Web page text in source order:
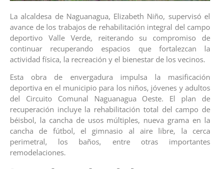
La alcaldesa de Naguanagua, Elizabeth Niño, supervisó el
avance de los trabajos de rehabilitación integral del campo
deportivo Valle Verde, reiterando su compromiso de
continuar recuperando espacios que fortalezcan la
actividad física, la recreación y el bienestar de los vecinos.
Esta obra de envergadura impulsa la masificación
deportiva en el municipio para los niños, jóvenes y adultos
del Circuito Comunal Naguanagua Oeste. El plan de
recuperación incluye la rehabilitación total del campo de
béisbol, la cancha de usos múltiples, nueva grama en la
cancha de fútbol, el gimnasio al aire libre, la cerca
perimetral, los baños, entre otras importantes
remodelaciones.